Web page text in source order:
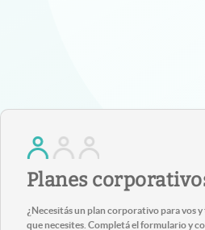
Planes
¿Necesitás un plan corporativo para vos
que necesites. Completá el formulario y